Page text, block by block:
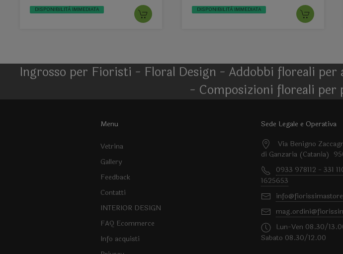
DISPONIBILITÀ IMMEDIATA DISPONIBILITÀ IMMEDIATA
Ingrosso per Fioristi - Floral Design - Addobbi floreali
- Composizioni floreali per
Menu
Vetrina
Gallery
Feedback
Contatti
INTERIOR DESIGN
FAQ Ecommerce
Info acquisti
Sede Legale e Operativa
Via Benigno
di Ganzaria (Catania)
0933 978112 - 331
1625653
Lun-Ven 08.30/
Sabato 08.30/12.00